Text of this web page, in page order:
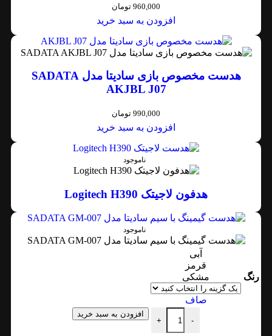
960,000 تومان
افزودن به سبد خرید
هدست مخصوص بازی سادیتا مدل SADATA
AKJBL J07
990,000 تومان
افزودن به سبد خرید
ناموجود
هدفون لاجیتک Logitech H390
ناموجود
رنگ
آبی
قرمز
مشکی
صاف
-
+
افزودن به سبد خرید